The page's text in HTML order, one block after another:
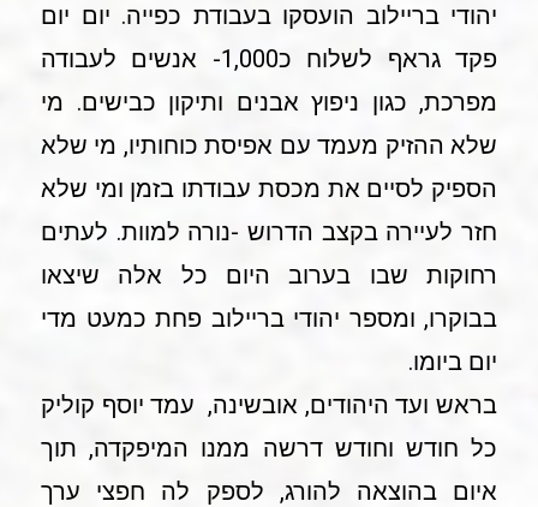
יהודי בריילוב הועסקו בעבודת כפייה. יום יום
פקד גראף לשלוח כ1,000- אנשים לעבודה
מפרכת, כגון ניפוץ אבנים ותיקון כבישים. מי
שלא ההזיק מעמד עם אפיסת כוחותיו, מי שלא
הספיק לסיים את מכסת עבודתו בזמן ומי שלא
חזר לעיירה בקצב הדרוש -נורה למוות. לעתים
רחוקות שבו בערוב היום כל אלה שיצאו
בבוקרו, ומספר יהודי בריילוב פחת כמעט מדי
יום ביומו.
בראש ועד היהודים, אובשינה, עמד יוסף קוליק
כל חודש וחודש דרשה ממנו המיפקדה, תוך
איום בהוצאה להורג, לספק לה חפצי ערך